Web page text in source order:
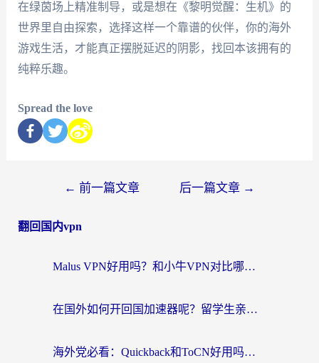
在绿茵场上精准制导，或是想在《黎明觉醒：生机》的
世界里自由探索，选择这样一个靠谱的伙伴，你的海外
游戏生活，才能真正摆脱延迟的阴影，找回本该拥有的
纯粹乐趣。
Spread the love
← 前一篇文章 后一篇文章 →
翻回国内vpn
Malus VPN好用吗？和小牛VPN对比哪个回国效果更好？海外党亲测实用指南
在国外如何开回国加速器呢？留学生亲测的无缝访问国内资源指南
海外党必看：Quickback和ToCN好用吗？3分钟选对回国加速器的实用指南